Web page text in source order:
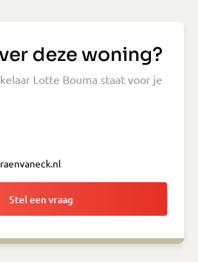
deze woning?
Lotte Bouma staat voor je
Stel een vraag